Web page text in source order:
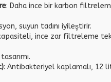
: Daha ince bir karbon
suyun tadını iyileştirir.
ince zar filtreleme
: Antibakteriyel kaplamalı, 12